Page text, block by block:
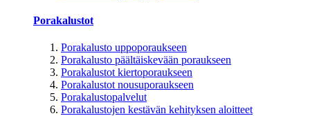
Porakalustot
Porakalusto uppoporaukseen
Porakalusto päältäiskevään poraukseen
Porakalustot kiertoporaukseen
Porakalustot nousuporaukseen
Porakalustopalvelut
Porakalustojen kestävän kehityksen aloitteet